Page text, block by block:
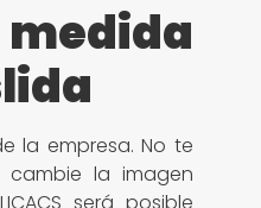
la empresa. No te
la imagen